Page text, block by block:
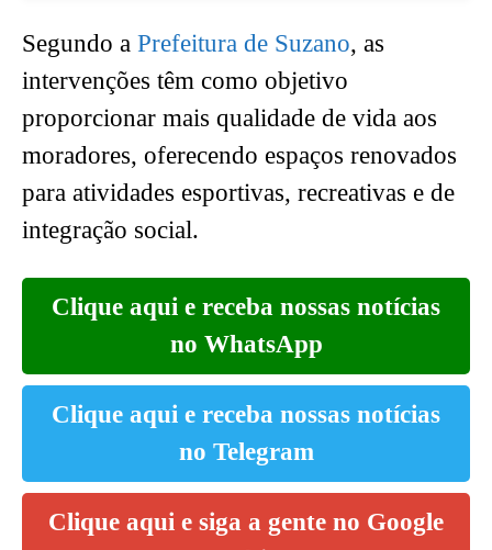
Segundo a Prefeitura de Suzano, as
intervenções têm como objetivo
proporcionar mais qualidade de vida aos
moradores, oferecendo espaços renovados
para atividades esportivas, recreativas e de
integração social.
Clique aqui e receba nossas notícias
no WhatsApp
Clique aqui e receba nossas notícias
no Telegram
Clique aqui e siga a gente no Google